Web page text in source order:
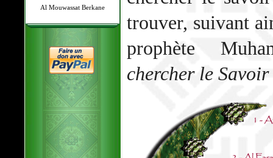
Al Mouwassat Berkane
trouver, suivant
prophète
chercher le